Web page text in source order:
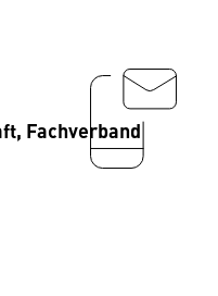
Fachverband